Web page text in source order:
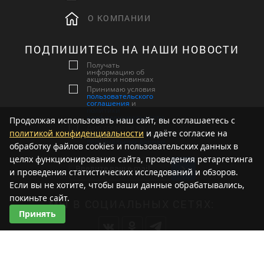
О КОМПАНИИ
ПОДПИШИТЕСЬ НА НАШИ НОВОСТИ
Получать
информацию об
акциях и новинках
Принимаю условия
пользовательского
соглашения и
конфиденциальности
обработку
персональных данных
МЫ В СОЦИАЛЬНЫХ СЕТЯХ:
Продолжая использовать наш сайт, вы соглашаетесь с
политикой конфиденциальности и даёте согласие на
обработку файлов cookies и пользовательских данных в
целях функционирования сайта, проведения ретаргетинга
и проведения статистических исследований и обзоров.
Если вы не хотите, чтобы ваши данные обрабатывались,
покиньте сайт.
Принять